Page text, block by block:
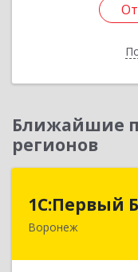
Ближайшие
регионов
1С:Первый
Воронеж
394006,